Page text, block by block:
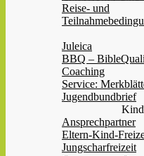
Reise- und
Juleica
BBQ –
Coaching
Service:
Jugendbundbrief
Ansprechpartner
Eltern-Kind-
Jungscharfreizeit